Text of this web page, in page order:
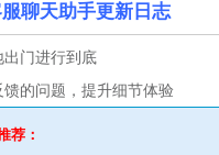
聊天助手更新日志
门进行到底
馈的问题，提升细节体验
荐：